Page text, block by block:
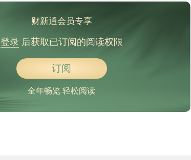
财新通会员专享
登录后获取已订阅的阅读权限
订阅
全年畅览 轻松阅读